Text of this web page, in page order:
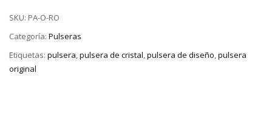
SKU: PA-O-RO
Categoría: Pulseras
Etiquetas: pulsera,pulsera de cristal,pulsera de diseño,pulsera
original